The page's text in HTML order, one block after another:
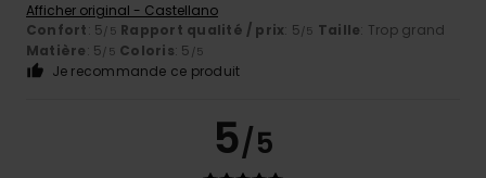
Afficher original - Castellano
Confort: 5/5 Rapport qualité / prix: 5/5 Taille: Trop grand
Matière: 5/5 Coloris: 5 /5
Je recommande ce produit
5/5